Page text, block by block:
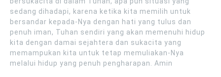
sedang dihadapi, karena ketika kita memilih untuk
bersandar kepada-Nya dengan hati yang tulus dan
penuh iman, Tuhan sendiri yang akan memenuhi hidup
kita dengan damai sejahtera dan sukacita yang
memampukan kita untuk tetap memuliakan-Nya
melalui hidup yang penuh pengharapan. Amin